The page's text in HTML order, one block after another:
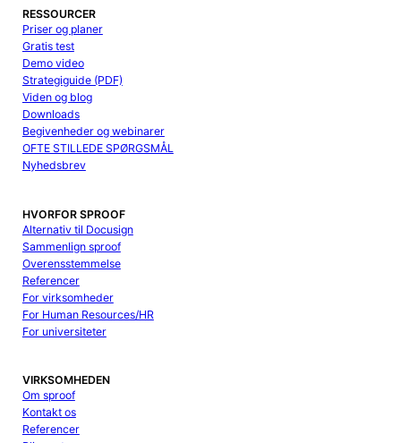
RESSOURCER
Priser og planer
Gratis test
Demo video
Strategiguide (PDF)
Viden og blog
Downloads
Begivenheder og webinarer
OFTE STILLEDE SPØRGSMÅL
Nyhedsbrev
HVORFOR SPROOF
Alternativ til Docusign
Sammenlign sproof
Overensstemmelse
Referencer
For virksomheder
For Human Resources/HR
For universiteter
VIRKSOMHEDEN
Om sproof
Kontakt os
Referencer